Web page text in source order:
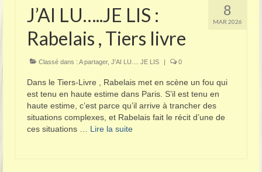
8
MAR 2026
J’AI LU…..JE LIS :
Rabelais , Tiers livre
Classé dans : A partager, J'AI LU.... JE LIS | 0
Dans le Tiers-Livre , Rabelais met en scène un fou qui
est tenu en haute estime dans Paris. S’il est tenu en
haute estime, c’est parce qu’il arrive à trancher des
situations complexes, et Rabelais fait le récit d’une de
ces situations … Lire la suite­­